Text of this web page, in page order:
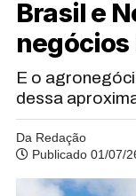
Brasil e
E o
dessa
Da Redação
Publicado 01/07/